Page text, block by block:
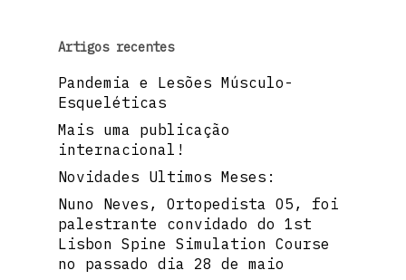
Artigos recentes
Pandemia e Lesões Músculo-
Esqueléticas
Mais uma publicação
internacional!
Novidades Ultimos Meses:
Nuno Neves, Ortopedista O5, foi
palestrante convidado do 1st
Lisbon Spine Simulation Course
no passado dia 28 de maio